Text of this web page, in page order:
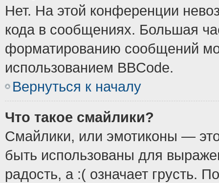
Нет. На этой конференции
кода в сообщениях. Большая
форматированию сообщений
использованием BBCode.
Вернуться к началу
Что такое смайлики?
Смайлики, или эмотиконы —
быть использованы для
радость, а :( означает грусть.